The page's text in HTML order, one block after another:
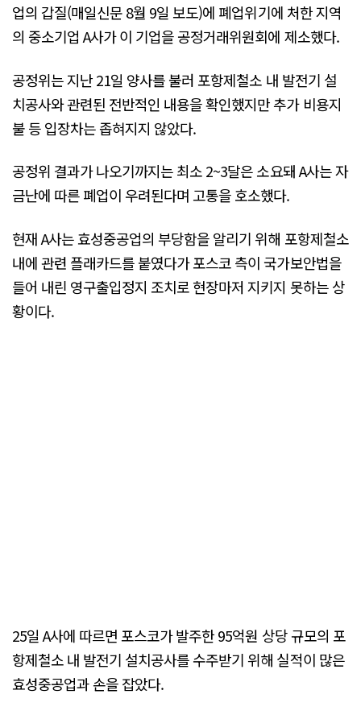
업의 갑질(매일신문 8월 9일 보도)에 폐업위기에 처한 지역
의 중소기업 A사가 이 기업을 공정거래위원회에 제소했다.
공정위는 지난 21일 양사를 불러 포항제철소 내 발전기 설
치공사와 관련된 전반적인 내용을 확인했지만 추가 비용지
불 등 입장차는 좁혀지지 않았다.
공정위 결과가 나오기까지는 최소 2~3달은 소요돼 A사는 자
금난에 따른 폐업이 우려된다며 고통을 호소했다.
현재 A사는 효성중공업의 부당함을 알리기 위해 포항제철소
내에 관련 플래카드를 붙였다가 포스코 측이 국가보안법을
들어 내린 영구출입정지 조치로 현장마저 지키지 못하는 상
황이다.
25일 A사에 따르면 포스코가 발주한 95억원 상당 규모의 포
항제철소 내 발전기 설치공사를 수주받기 위해 실적이 많은
효성중공업과 손을 잡았다.